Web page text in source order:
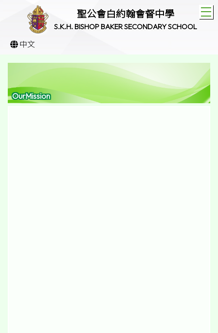
聖公會白約翰會督中學
S.K.H. BISHOP BAKER SECONDARY SCHOOL
中文
OurMission